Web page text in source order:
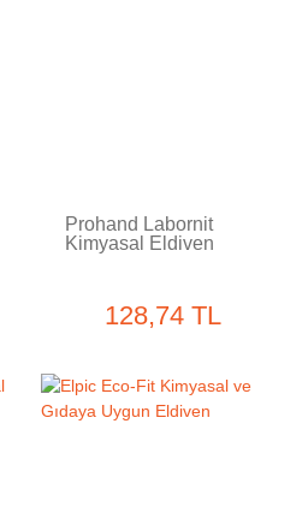
Prohand Labornit
Kimyasal Eldiven
128,74 TL